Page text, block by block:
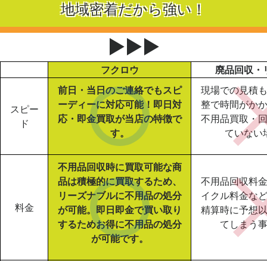
地域密着だから強い！
▶▶▶
フクロウ 廃品回収・
スピー
ド
前日・当日のご連絡でもスピ
ーディーに対応可能！即日対
応・即金買取が当店の特徴で
す。
現場での見積
整で時間がか
不用品買取・
ていない
料金
不用品回収時に買取可能な商
品は積極的に買取するため、
リーズナブルに不用品の処分
が可能。即日即金で買い取り
するためお得に不用品の処分
が可能です。
不用品回収料
イクル料金な
精算時に予想
てしまう